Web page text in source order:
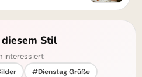
diesem Stil
interessiert
#Dienstag Grüße